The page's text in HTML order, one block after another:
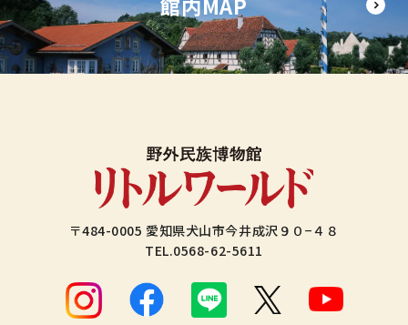
〒484-0005 愛知県犬山市今井成沢９０−４８
TEL.0568-62-5611